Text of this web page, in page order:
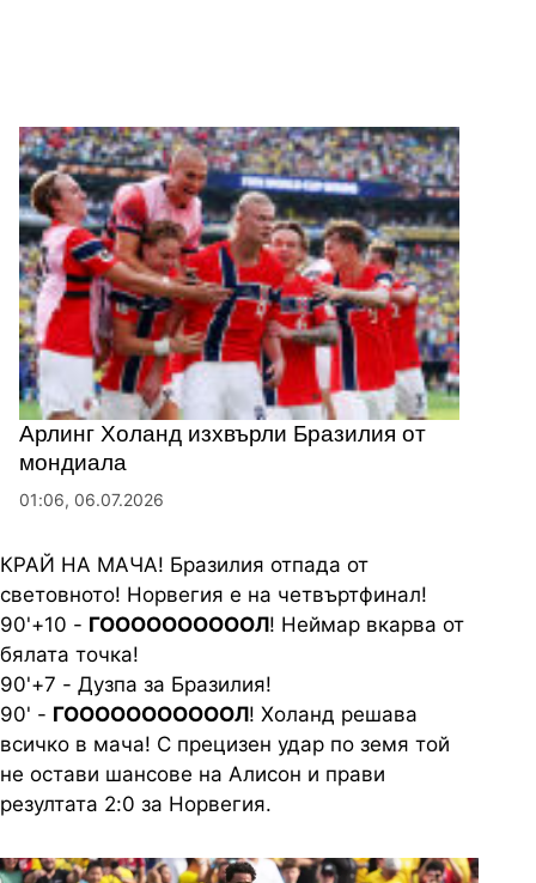
Арлинг Холанд изхвърли Бразилия от
мондиала
01:06, 06.07.2026
КРАЙ НА МАЧА! Бразилия отпада от
световното! Норвегия е на четвъртфинал!
90'+10 - ГООООООООООЛ! Неймар вкарва от
бялата точка!
90'+7 - Дузпа за Бразилия!
90' - ГОООООООООООЛ! Холанд решава
всичко в мача! С прецизен удар по земя той
не остави шансове на Алисон и прави
резултата 2:0 за Норвегия.